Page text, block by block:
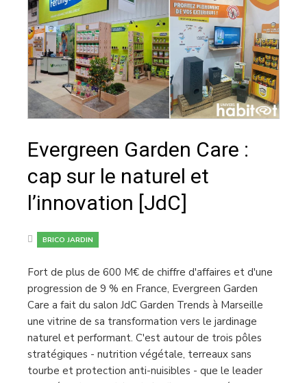
Evergreen Garden Care :
cap sur le naturel et
l’innovation [JdC]
BRICO JARDIN
Fort de plus de 600 M€ de chiffre d'affaires et d'une
progression de 9 % en France, Evergreen Garden
Care a fait du salon JdC Garden Trends à Marseille
une vitrine de sa transformation vers le jardinage
naturel et performant. C'est autour de trois pôles
stratégiques - nutrition végétale, terreaux sans
tourbe et protection anti-nuisibles - que le leader